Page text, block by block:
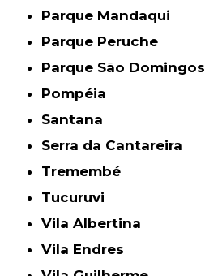
Parque Mandaqui
Parque Peruche
Parque São Domingos
Pompéia
Santana
Serra da Cantareira
Tremembé
Tucuruvi
Vila Albertina
Vila Endres